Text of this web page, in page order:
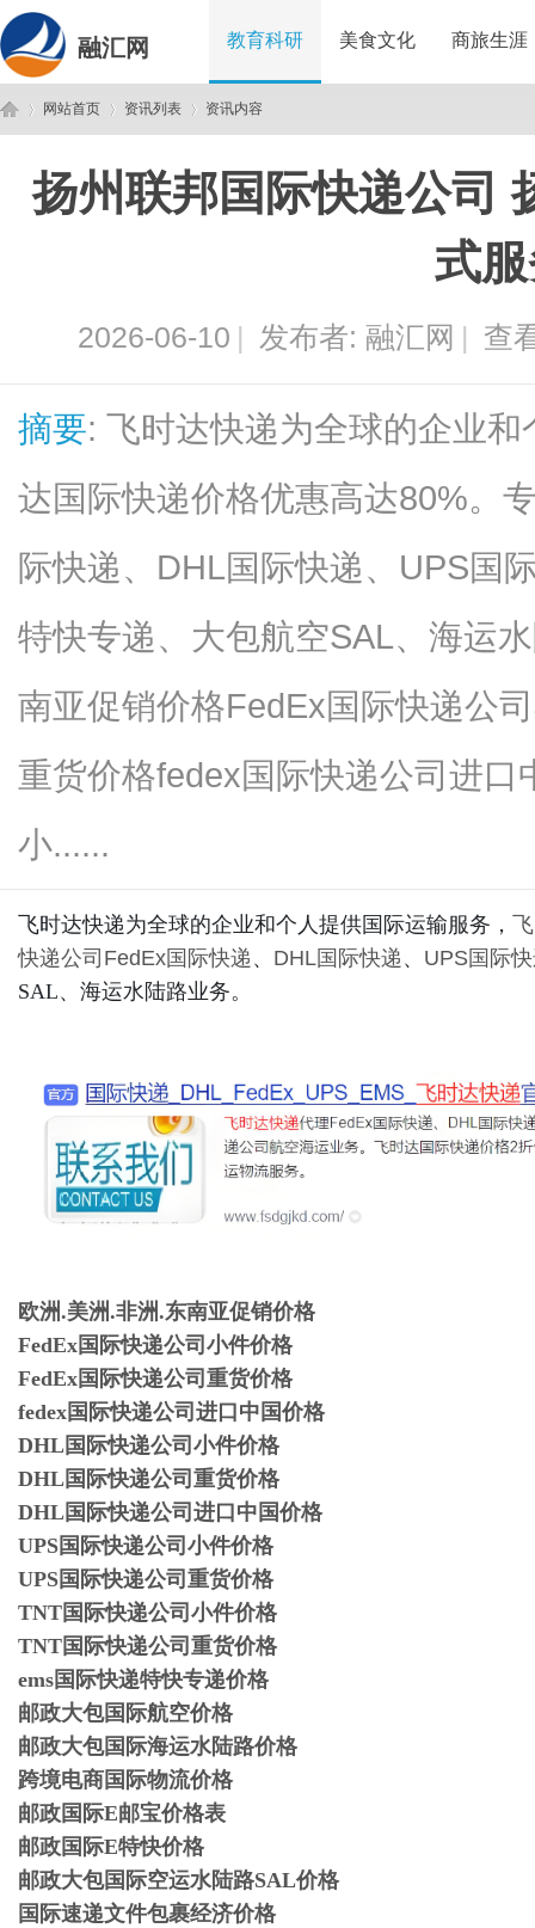
融汇网 教育科研 美食文化 商旅生涯
网站首页
›
资讯列表
›
资讯内容
扬州联邦国际快递公司
式
2026-06-10 | 发布者: 融汇网 | 查
摘要: 飞时达快递为全球的企业
达国际快递价格优惠高达80%。
际快递、DHL国际快递、UPS国
特快专递、大包航空SAL、海运
南亚促销价格FedEx国际快递公
重货价格fedex国际快递公司进
小......
飞时达快递为全球的企业和个人提供国际运输服务，
快递公司 FedEx国际快递 、 DHL国际快递 、 UPS国际
SAL、海运水陆路业务。
欧洲.美洲.非洲.东南亚促销价格
FedEx国际快递公司小件价格
FedEx国际快递公司重货价格
fedex国际快递公司进口中国价格
DHL国际快递公司小件价格
DHL国际快递公司重货价格
DHL国际快递公司进口中国价格
UPS国际快递公司小件价格
UPS国际快递公司重货价格
TNT国际快递公司小件价格
TNT国际快递公司重货价格
ems国际快递特快专递价格
邮政大包国际航空价格
邮政大包国际海运水陆路价格
跨境电商国际物流价格
邮政国际E邮宝价格表
邮政国际E特快价格
邮政大包国际空运水陆路SAL价格
国际速递文件包裹经济价格